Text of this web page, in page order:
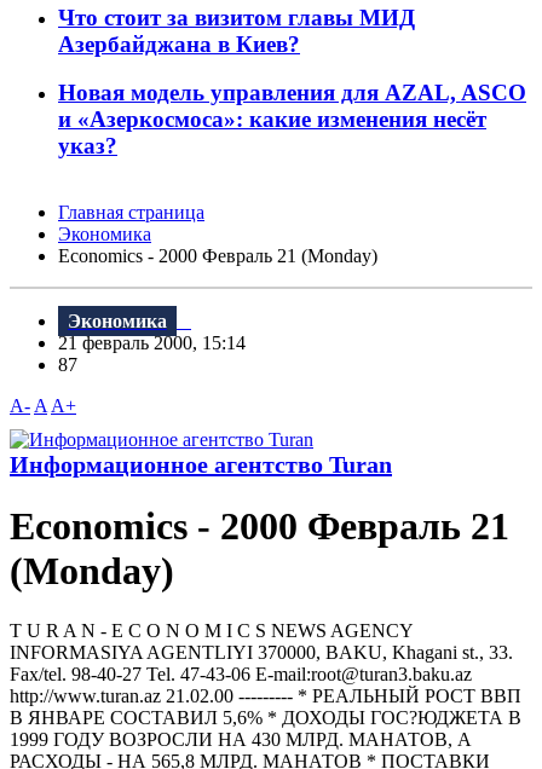
Что стоит за визитом главы МИД
Азербайджана в Киев?
Новая модель управления для AZAL, ASCO
и «Азеркосмоса»: какие изменения несёт
указ?
Главная страница
Экономика
Economics - 2000 Февраль 21 (Monday)
Экономика
21 февраль 2000, 15:14
87
A- A A+
Информационное агентство Turan
Economics - 2000 Февраль 21
(Monday)
T U R A N - E C O N O M I C S NEWS AGENCY
INFORMASIYA AGENTLIYI 370000, BAKU, Khagani st., 33.
Fax/tel. 98-40-27 Tel. 47-43-06 E-mail:root@turan3.baku.az
httр://www.turan.az 21.02.00 --------- * РЕАЛЬНЫЙ РОСТ ВВП
В ЯНВАРЕ СОСТАВИЛ 5,6% * ДОХОДЫ ГОС?ЮДЖЕТА В
1999 ГОДУ ВОЗРОСЛИ НА 430 МЛРД. МАНАТОВ, А
РАСХОДЫ - НА 565,8 МЛРД. МАНАТОВ * ПОСТАВКИ